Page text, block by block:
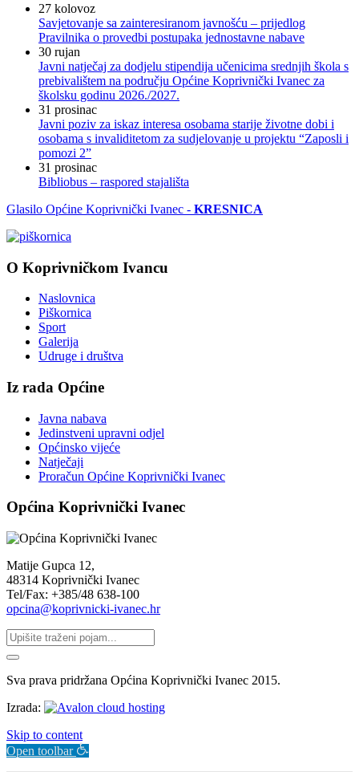
27 kolovoz
Savjetovanje sa zainteresiranom javnošću – prijedlog
Pravilnika o provedbi postupaka jednostavne nabave
30 rujan
Javni natječaj za dodjelu stipendija učenicima srednjih škola s
prebivalištem na području Općine Koprivnički Ivanec za
školsku godinu 2026./2027.
31 prosinac
Javni poziv za iskaz interesa osobama starije životne dobi i
osobama s invaliditetom za sudjelovanje u projektu “Zaposli i
pomozi 2”
31 prosinac
Bibliobus – raspored stajališta
Glasilo Općine Koprivnički Ivanec - KRESNICA
O Koprivničkom Ivancu
Naslovnica
Piškornica
Sport
Galerija
Udruge i društva
Iz rada Općine
Javna nabava
Jedinstveni upravni odjel
Općinsko vijeće
Natječaji
Proračun Općine Koprivnički Ivanec
Općina Koprivnički Ivanec
Matije Gupca 12,
48314 Koprivnički Ivanec
Tel/Fax: +385/48 638-100
opcina@koprivnicki-ivanec.hr
Sva prava pridržana Općina Koprivnički Ivanec 2015.
Izrada:
Skip to content
Open toolbar